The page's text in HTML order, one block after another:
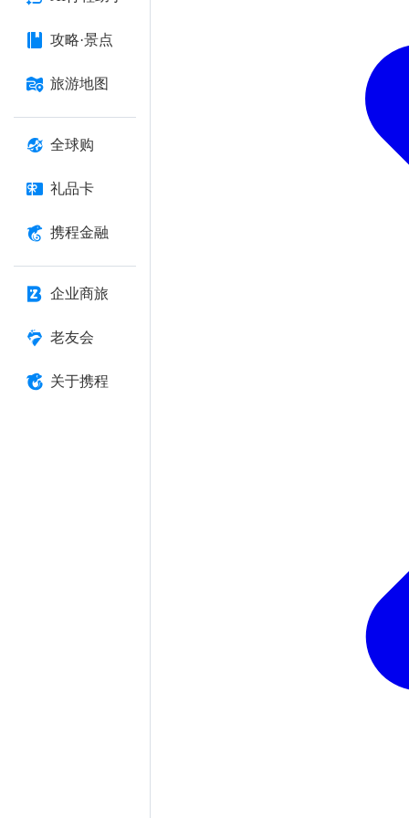
攻略·景点
旅游地图
全球购
礼品卡
携程金融
企业商旅
老友会
关于携程